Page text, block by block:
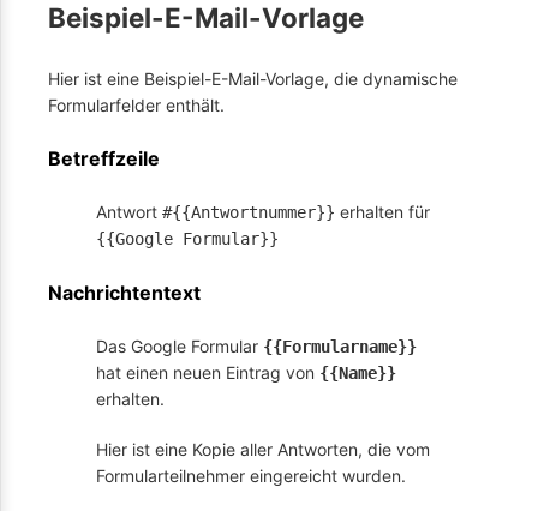
Beispiel-E-Mail-Vorlage
Hier ist eine Beispiel-E-Mail-Vorlage, die dynamische
Formularfelder enthält.
Betreffzeile
Antwort#{{Antwortnummer}} erhalten für
{{Google Formular}}
Nachrichtentext
Das Google Formular {{Formularname}}
hat einen neuen Eintrag von {{Name}}
erhalten.
Hier ist eine Kopie aller Antworten, die vom
Formularteilnehmer eingereicht wurden.